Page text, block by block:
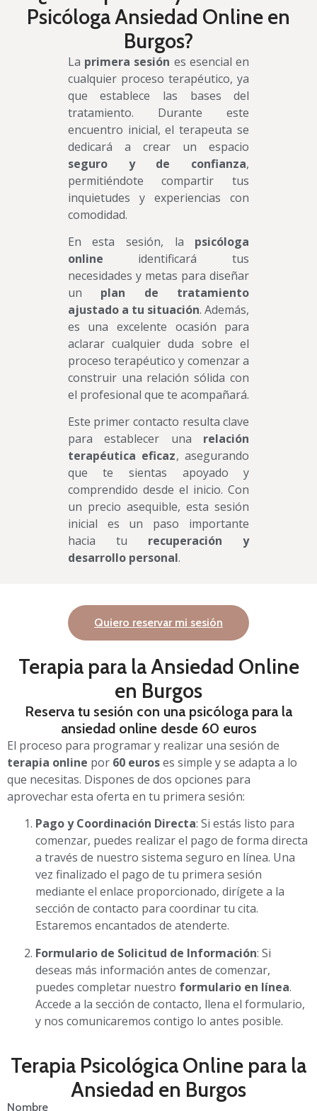
Psicóloga Ansiedad Online en
Burgos?
La primera sesión es esencial en
cualquier proceso terapéutico, ya
que establece las bases del
tratamiento. Durante este
encuentro inicial, el terapeuta se
dedicará a crear un espacio
seguro y de confianza,
permitiéndote compartir tus
inquietudes y experiencias con
comodidad.
En esta sesión, la psicóloga
online identificará tus
necesidades y metas para diseñar
un plan de tratamiento
ajustado a tu situación. Además,
es una excelente ocasión para
aclarar cualquier duda sobre el
proceso terapéutico y comenzar a
construir una relación sólida con
el profesional que te acompañará.
Este primer contacto resulta clave
para establecer una relación
terapéutica eficaz, asegurando
que te sientas apoyado y
comprendido desde el inicio. Con
un precio asequible, esta sesión
inicial es un paso importante
hacia tu recuperación y
desarrollo personal.
Quiero reservar mi sesión
Terapia para la Ansiedad Online
en Burgos
Reserva tu sesión con una psicóloga para la
ansiedad online desde 60 euros
El proceso para programar y realizar una sesión de
terapia online por 60 euroses simple y se adapta a lo
que necesitas. Dispones de dos opciones para
aprovechar esta oferta en tu primera sesión:
Pago y Coordinación Directa: Si estás listo para
comenzar, puedes realizar el pago de forma directa
a través de nuestro sistema seguro en línea. Una
vez finalizado el pago de tu primera sesión
mediante el enlace proporcionado, dirígete a la
sección de contacto para coordinar tu cita.
Estaremos encantados de atenderte.
Formulario de Solicitud de Información: Si
deseas más información antes de comenzar,
puedes completar nuestro formulario en línea.
Accede a la sección de contacto, llena el formulario,
y nos comunicaremos contigo lo antes posible.
Terapia Psicológica Online para la
Ansiedad en Burgos
Nombre